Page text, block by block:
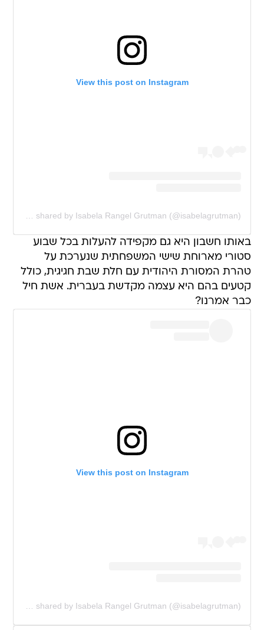
View this post on Instagram
A post shared by Isabela Rangel Grutman (@isabelagrutman)
באותו חשבון היא גם מקפידה להעלות בכל שבוע
סטורי מארוחת שישי המשפחתית שנערכת על
טהרת המסורת היהודית עם חלת שבת חגיגית, כולל
קטעים בהם היא עצמה מקדשת בעברית. אשת חיל
כבר אמרנו?
View this post on Instagram
A post shared by Isabela Rangel Grutman (@isabelagrutman)